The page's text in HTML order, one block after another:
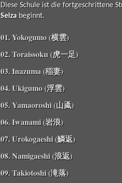
Diese Schule ist die fortgeschrittene
Seiza beginnt.
01. Yokogumo (横雲)
02. Toraissoku (虎一足)
03. Inazuma (稲妻)
04. Ukigumo (浮雲)
05. Yamaoroshi (山颪)
06. Iwanami (岩浪)
07. Urokogaeshi (鱗返)
08. Namigaeshi (浪返)
09. Takiotoshi (滝落)